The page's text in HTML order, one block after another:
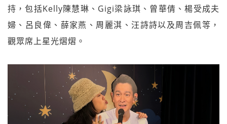
持，包括Kelly陳慧琳、Gigi梁詠琪、曾華倩、楊受成夫
婦、呂良偉、薛家燕、周麗淇、汪詩詩以及周吉佩等，
觀眾席上星光熠熠。